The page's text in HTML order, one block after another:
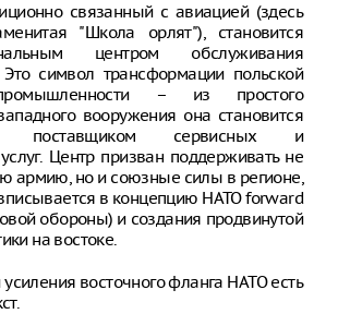
связанный с авиацией (здесь
"Школа орлят"), становится
центром обслуживания
Это символ трансформации польской
– из простого
вооружения она становится
поставщиком сервисных и
Центр призван поддерживать не
армию, но и союзные силы в регионе,
в концепцию НАТО forward
обороны) и создания продвинутой
на востоке.
восточного фланга НАТО есть